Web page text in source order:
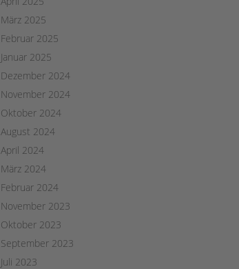
März 2025
Februar 2025
Januar 2025
Dezember 2024
November 2024
Oktober 2024
August 2024
April 2024
März 2024
Februar 2024
November 2023
Oktober 2023
September 2023
Juli 2023